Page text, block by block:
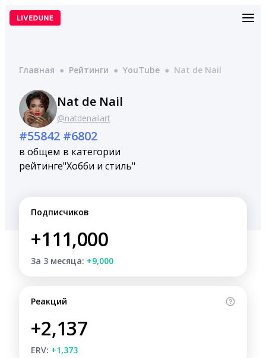
Перейти
Главная ● Рейтинги ● YouTube ● Nat de Nail
Nat de Nail
@natdenailart
#55842
в общем
рейтинге
#6802
в категории
"Хобби и стиль"
Подписчиков
+111,000
За 3 месяца: +9,000
Реакций
+2,137
ERV: +1,373